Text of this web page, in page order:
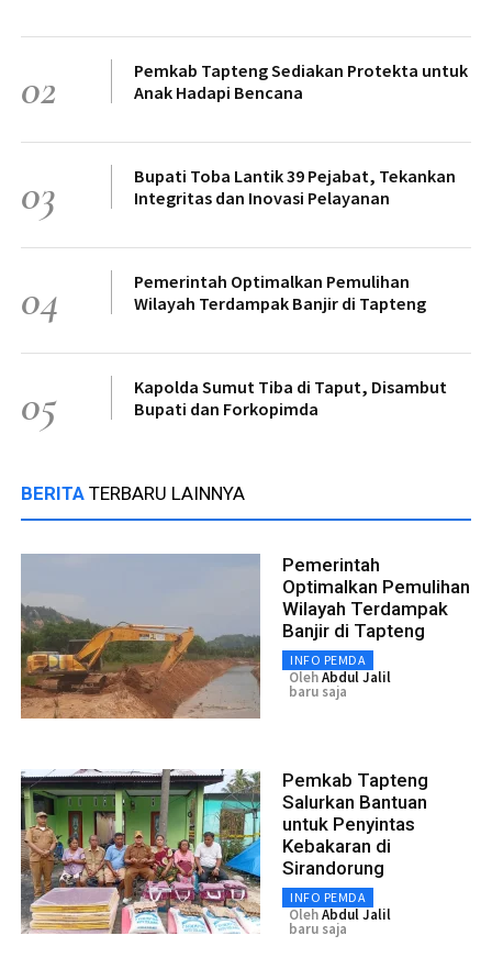
02
Pemkab Tapteng Sediakan Protekta untuk
Anak Hadapi Bencana
03
Bupati Toba Lantik 39 Pejabat, Tekankan
Integritas dan Inovasi Pelayanan
04
Pemerintah Optimalkan Pemulihan
Wilayah Terdampak Banjir di Tapteng
05
Kapolda Sumut Tiba di Taput, Disambut
Bupati dan Forkopimda
BERITA TERBARU LAINNYA
Pemerintah
Optimalkan Pemulihan
Wilayah Terdampak
Banjir di Tapteng
INFO PEMDA
OlehAbdul Jalil
baru saja
Pemkab Tapteng
Salurkan Bantuan
untuk Penyintas
Kebakaran di
Sirandorung
INFO PEMDA
OlehAbdul Jalil
baru saja